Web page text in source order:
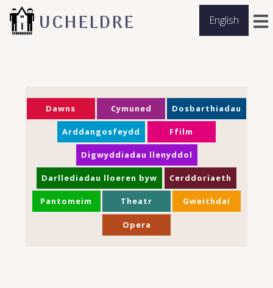
English
UCHELDRE
Dawns Cymuned Dosbarthiadau
Arddangosfeydd Ffilm
Digwyddiadau llenyddol
Darllediadau lloeren byw Cerddoriaeth
Pantomeim Theatr Gweithdai
Opera